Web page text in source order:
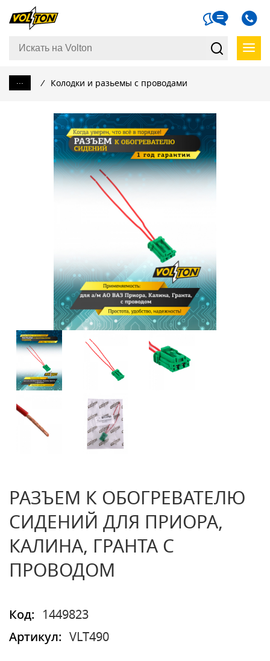
... / Колодки и разьемы с проводами
РАЗЪЕМ К ОБОГРЕВАТЕЛЮ
СИДЕНИЙ ДЛЯ ПРИОРА,
КАЛИНА, ГРАНТА С
ПРОВОДОМ
Код:
1449823
Артикул:
VLT490